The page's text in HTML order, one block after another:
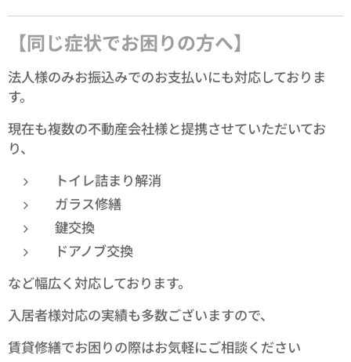
【同じ症状でお困りの方へ】
法人様のみお振込みでのお支払いにも対応しておりま
す。
現在も複数の不動産会社様と提携させていただいてお
り、
トイレ詰まり解消
ガラス修繕
鍵交換
ドアノブ交換
など幅広く対応しております。
入居者様対応の実績も多数ございますので、
賃貸修繕でお困りの際はお気軽にご相談ください😊✨